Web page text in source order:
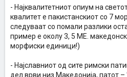
- Најквалитетниот опиум на
квалитет е пакистанскиот со 7
следуваат со помали разлики
пример е околу 3, 5 МЕ.
морфиски единици!)
- Најславниот од сите римски
дел врви низ Македонија, патот